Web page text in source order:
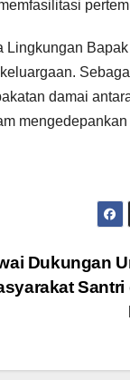
damai
Dukungan